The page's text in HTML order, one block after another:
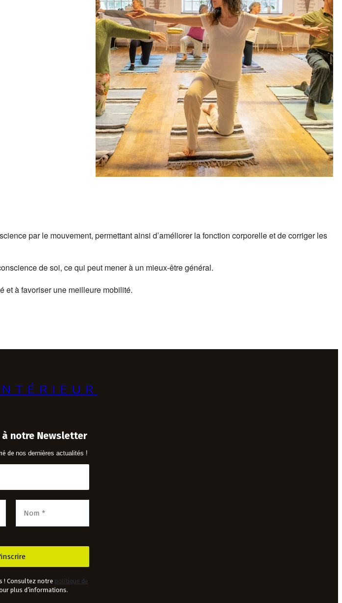
Office 365 Outlook Live
par le mouvement, permettant ainsi d’améliorer la fonction corporelle et de corriger les
de soi, ce qui peut mener à un mieux-être général.
et à favoriser une meilleure mobilité.
notre Newsletter
denos dernières actualités !
! Consultez notre politique de
plus d’informations.